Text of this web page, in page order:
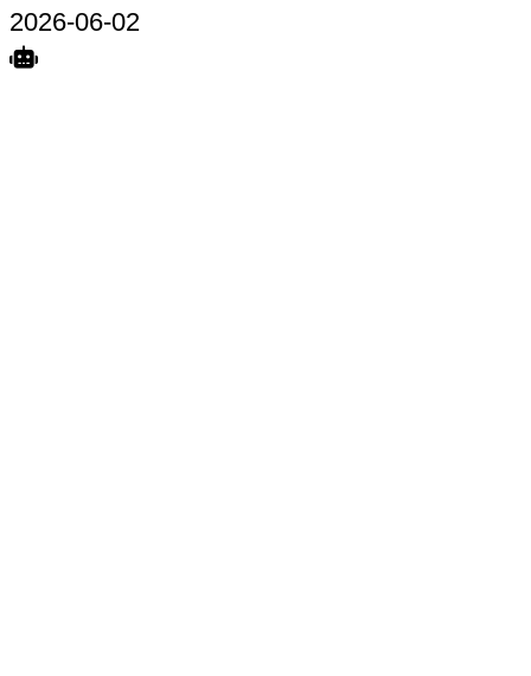
2026-06-02